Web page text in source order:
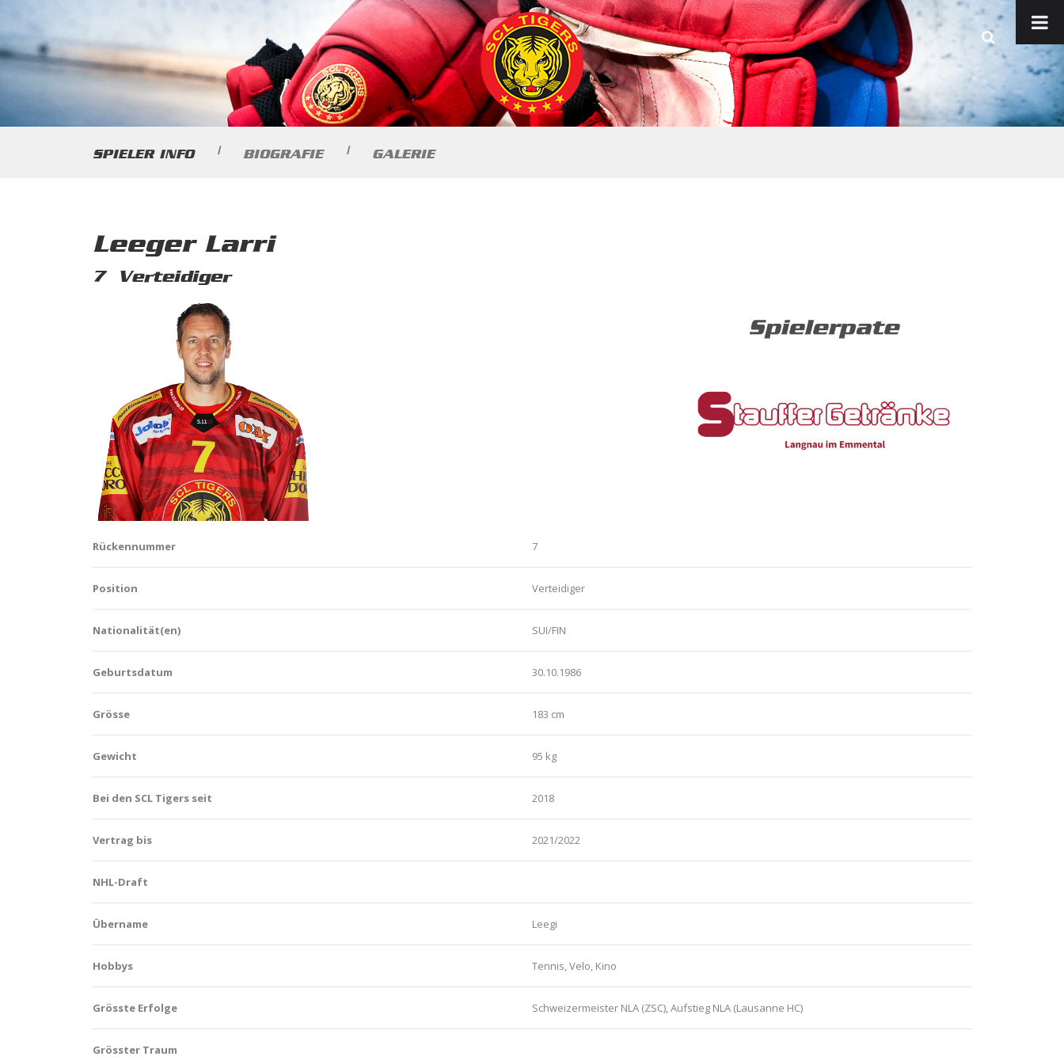
SPIELER INFO | BIOGRAFIE | GALERIE
Leeger Larri
7 Verteidiger
Rückennummer 7
Position Verteidiger
Nationalität(en) SUI/FIN
Geburtsdatum 30.10.1986
Grösse 183 cm
Gewicht 95 kg
Bei den SCL Tigers seit 2018
Vertrag bis 2021/2022
NHL-Draft
Übername Leegi
Hobbys Tennis, Velo, Kino
Grösste Erfolge Schweizermeister NLA (ZSC), Aufstieg NLA (Lausanne HC)
Grösster Traum